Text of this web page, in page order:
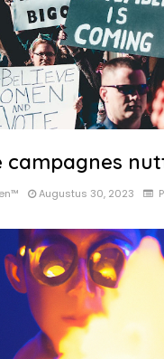
campagnes
Augustus 30, 2023